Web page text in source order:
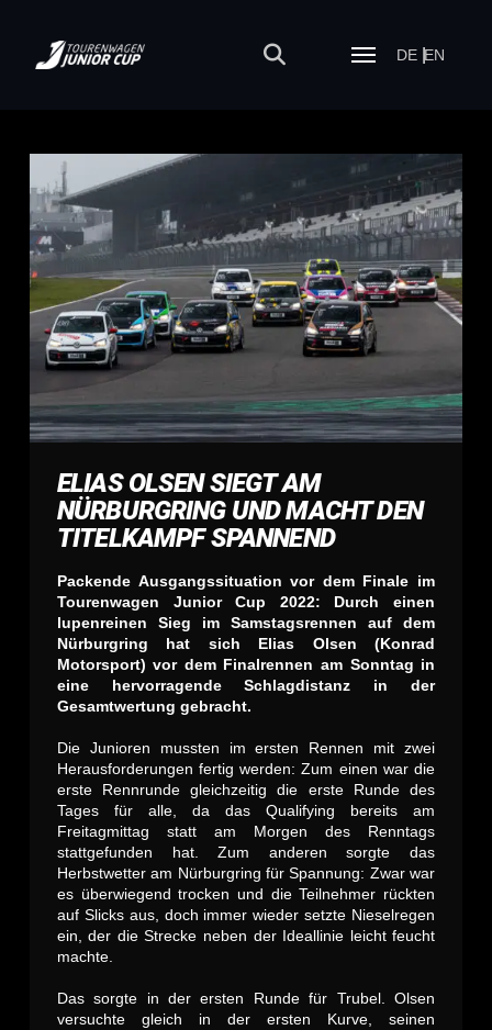
DE EN
ELIAS OLSEN SIEGT AM
NÜRBURGRING UND MACHT DEN
TITELKAMPF SPANNEND
Packende Ausgangssituation vor dem Finale im
Tourenwagen Junior Cup 2022: Durch einen
lupenreinen Sieg im Samstagsrennen auf dem
Nürburgring hat sich Elias Olsen (Konrad
Motorsport) vor dem Finalrennen am Sonntag in
eine hervorragende Schlagdistanz in der
Gesamtwertung gebracht.
Die Junioren mussten im ersten Rennen mit zwei
Herausforderungen fertig werden: Zum einen war die
erste Rennrunde gleichzeitig die erste Runde des
Tages für alle, da das Qualifying bereits am
Freitagmittag statt am Morgen des Renntags
stattgefunden hat. Zum anderen sorgte das
Herbstwetter am Nürburgring für Spannung: Zwar war
es überwiegend trocken und die Teilnehmer rückten
auf Slicks aus, doch immer wieder setzte Nieselregen
ein, der die Strecke neben der Ideallinie leicht feucht
machte.
Das sorgte in der ersten Runde für Trubel. Olsen
versuchte gleich in der ersten Kurve, seinen